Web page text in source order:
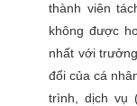
thành viên
không được
nhất với
đổi của cá
trình, dịch vụ